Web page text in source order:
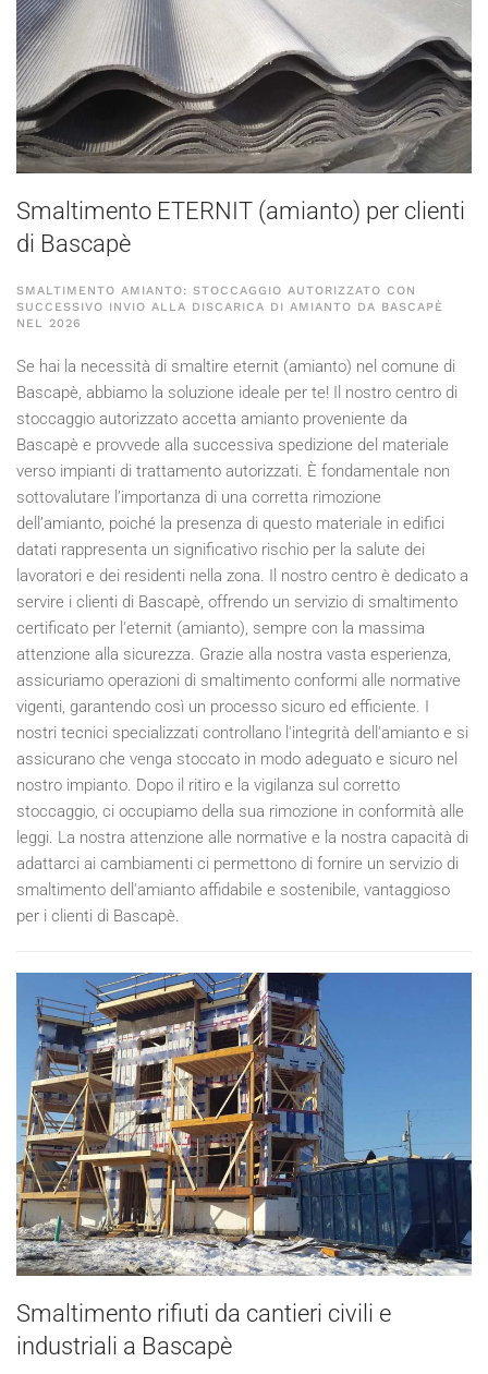
Smaltimento ETERNIT (amianto) per clienti
di Bascapè
SMALTIMENTO AMIANTO: STOCCAGGIO AUTORIZZATO CON
SUCCESSIVO INVIO ALLA DISCARICA DI AMIANTO DA BASCAPÈ
NEL 2026
Se hai la necessità di smaltire eternit (amianto) nel comune di
Bascapè, abbiamo la soluzione ideale per te! Il nostro centro di
stoccaggio autorizzato accetta amianto proveniente da
Bascapè e provvede alla successiva spedizione del materiale
verso impianti di trattamento autorizzati. È fondamentale non
sottovalutare l’importanza di una corretta rimozione
dell’amianto, poiché la presenza di questo materiale in edifici
datati rappresenta un significativo rischio per la salute dei
lavoratori e dei residenti nella zona. Il nostro centro è dedicato a
servire i clienti di Bascapè, offrendo un servizio di smaltimento
certificato per l'eternit (amianto), sempre con la massima
attenzione alla sicurezza. Grazie alla nostra vasta esperienza,
assicuriamo operazioni di smaltimento conformi alle normative
vigenti, garantendo così un processo sicuro ed efficiente. I
nostri tecnici specializzati controllano l'integrità dell'amianto e si
assicurano che venga stoccato in modo adeguato e sicuro nel
nostro impianto. Dopo il ritiro e la vigilanza sul corretto
stoccaggio, ci occupiamo della sua rimozione in conformità alle
leggi. La nostra attenzione alle normative e la nostra capacità di
adattarci ai cambiamenti ci permettono di fornire un servizio di
smaltimento dell'amianto affidabile e sostenibile, vantaggioso
per i clienti di Bascapè.
Smaltimento rifiuti da cantieri civili e
industriali a Bascapè